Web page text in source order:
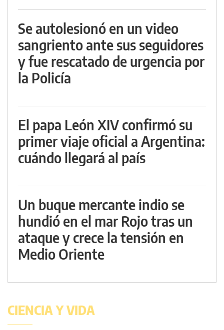
Se autolesionó en un video
sangriento ante sus seguidores
y fue rescatado de urgencia por
la Policía
El papa León XIV confirmó su
primer viaje oficial a Argentina:
cuándo llegará al país
Un buque mercante indio se
hundió en el mar Rojo tras un
ataque y crece la tensión en
Medio Oriente
CIENCIA Y VIDA